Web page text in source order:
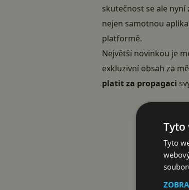
skutečnost se ale nyní
nejen samotnou
platformě.
Největší novinkou je
exkluzivní obsah za
platit za propagaci
Tyto
Tyto